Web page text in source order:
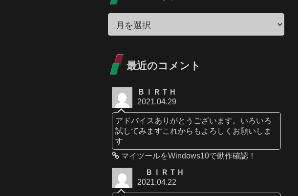
最近のコメント
ＢＩＲＴＨ
2021.04.29
アドバイスありがとうございます。いろいろ
試してみますこれからもよろしくお願いしま
す
マイツールをWindows10で動作確認！
ＢＩＲＴＨ
2021.04.22